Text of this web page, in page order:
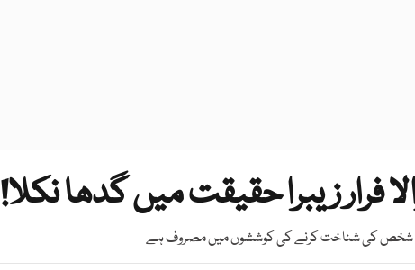
فرار زیبرا حقیقت میں گدھا نکلا!
شخص کی شناخت کرنے کی کوششوں میں مصروف ہے